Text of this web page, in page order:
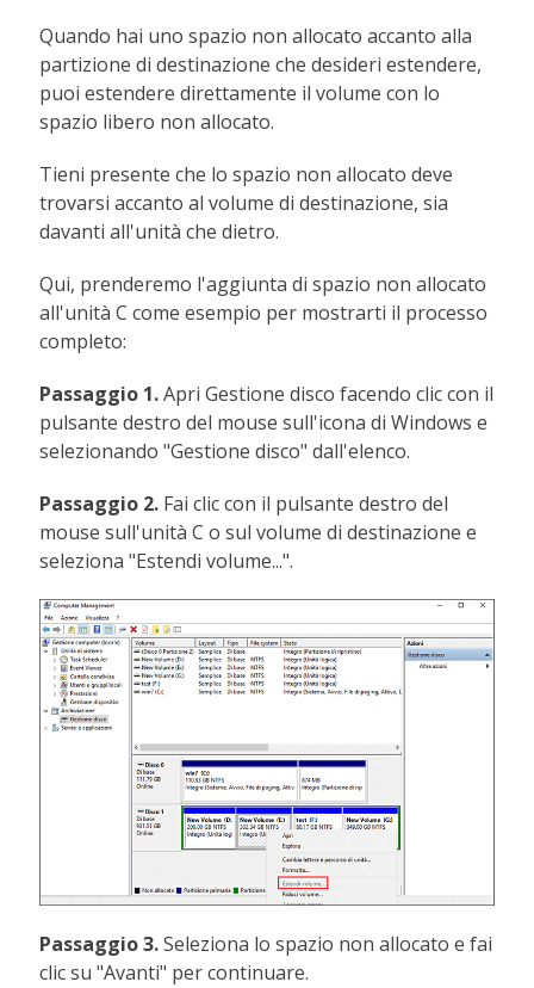
Quando hai uno spazio non allocato accanto alla
partizione di destinazione che desideri estendere,
puoi estendere direttamente il volume con lo
spazio libero non allocato.
Tieni presente che lo spazio non allocato deve
trovarsi accanto al volume di destinazione, sia
davanti all'unità che dietro.
Qui, prenderemo l'aggiunta di spazio non allocato
all'unità C come esempio per mostrarti il processo
completo:
Passaggio 1.Apri Gestione disco facendo clic con il
pulsante destro del mouse sull'icona di Windows e
selezionando "Gestione disco" dall'elenco.
Passaggio 2. Fai clic con il pulsante destro del
mouse sull'unità C o sul volume di destinazione e
seleziona "Estendi volume...".
Passaggio 3.Seleziona lo spazio non allocato e fai
clic su "Avanti" per continuare.